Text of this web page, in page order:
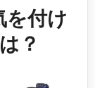
を付け
？